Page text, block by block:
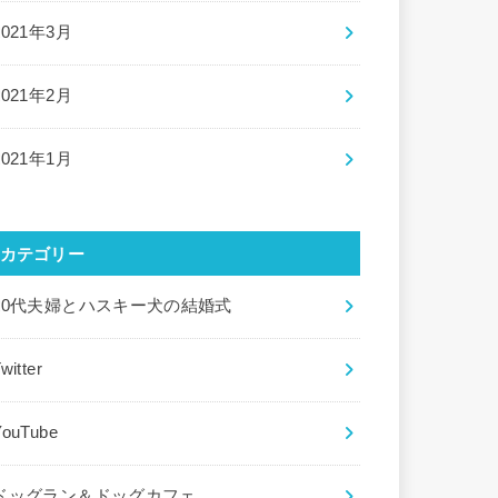
年3月
年2月
年1月
カテゴリー
代夫婦とハスキー犬の結婚式